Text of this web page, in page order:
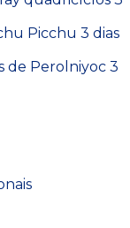
Picchu 3 dias
de Perolniyoc 3